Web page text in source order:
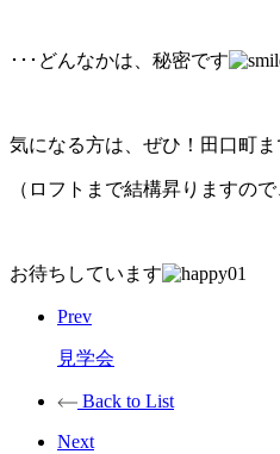
･･･どんなかは、秘密です
気になる方は、ぜひ！田口町ま
（ロフトまで結構昇りますの
お待ちしています
Prev
見学会
Back to List
Next